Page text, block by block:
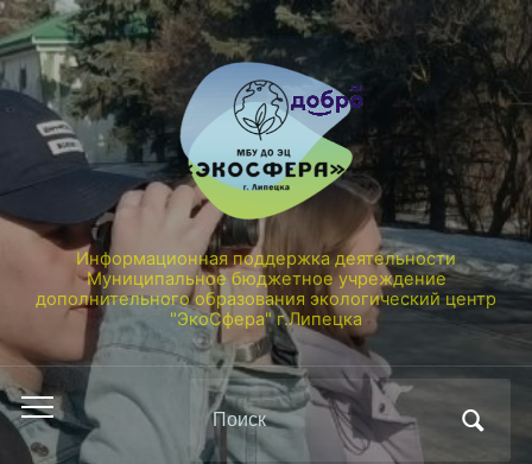
Информационная поддержка деятельности
Муниципальное бюджетное учреждение
дополнительного образования экологический центр
"ЭкоСфера" г.Липецка
Переключить
мобильное
Поиск
по: